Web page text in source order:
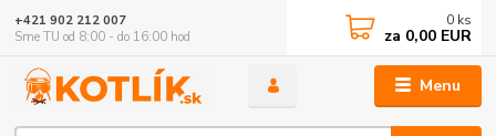
Menu
+421 902 212 007
Sme TU od 8:00 - do 16:00 hod
0 ks
za 0,00 EUR